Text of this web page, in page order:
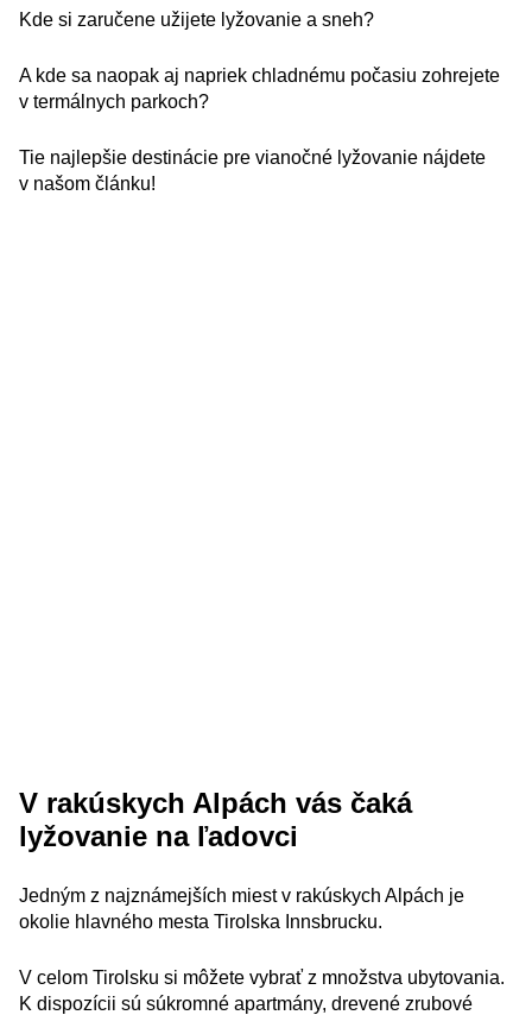
Kde si zaručene užijete lyžovanie a sneh?
A kde sa naopak aj napriek chladnému počasiu zohrejete
v termálnych parkoch?
Tie najlepšie destinácie pre vianočné lyžovanie nájdete
v našom článku!
V rakúskych Alpách vás čaká
lyžovanie na ľadovci
Jedným z najznámejších miest v rakúskych Alpách je
okolie hlavného mesta Tirolska Innsbrucku.
V celom Tirolsku si môžete vybrať z množstva ubytovania.
K dispozícii sú súkromné apartmány, drevené zrubové